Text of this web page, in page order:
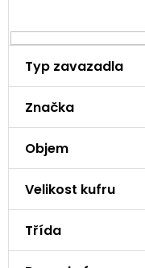
Typ zavazadla
Značka
Objem
Velikost kufru
Třída